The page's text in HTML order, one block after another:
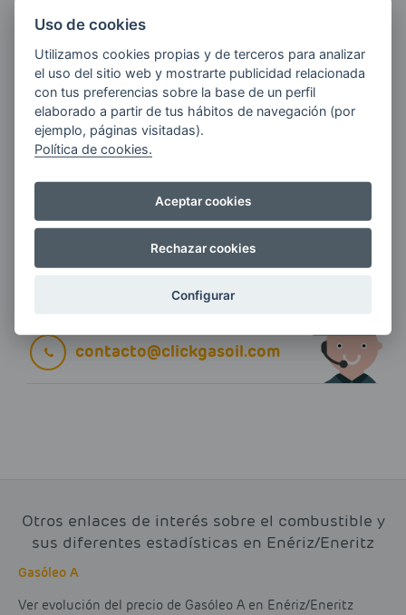
E-MAIL
Quiero recibir las últimas novedades de AVIA
Si tienes alguna duda durante el
contacto@clickgasoil.com
Otros enlaces de interés sobre el combustible y
sus diferentes estadísticas en Enériz/Eneritz
Gasóleo A
Ver evolución del precio de Gasóleo A en Enériz/Eneritz
Uso de cookies
Utilizamos cookies propias y de terceros para analizar
el uso del sitio web y mostrarte publicidad relacionada
con tus preferencias sobre la base de un perfil
elaborado a partir de tus hábitos de navegación (por
ejemplo, páginas visitadas).
Política de cookies.
Aceptar cookies
Rechazar cookies
Configurar